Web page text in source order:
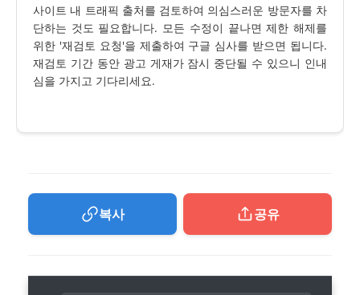
사이트 내 트래픽 출처를 검토하여 의심스러운 방문자를 차
단하는 것도 필요합니다. 모든 수정이 끝나면 제한 해제를
위한 '재검토 요청'을 제출하여 구글 심사를 받으면 됩니다.
재검토 기간 동안 광고 게재가 잠시 중단될 수 있으니 인내
심을 가지고 기다리세요.
복사 공유